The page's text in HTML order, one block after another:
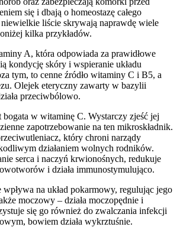
się i dbają o homeostazę całego
liście skrywają naprawdę wiele
kilka przykładów.
A, która odpowiada za prawidłowe
kondycję skóry i wspieranie układu
tym, to cenne źródło witaminy C i B5, a
Olejek eteryczny zawarty w bazylii
przeciwbólowo.
bogata w witaminę C. Wystarczy zjeść jej
zapotrzebowanie na ten mikroskładnik.
który chroni narządy
działaniem wolnych rodników.
serca i naczyń krwionośnych, redukuje
i działa immunostymulująco.
na układ pokarmowy, regulując jego
moczowy – działa moczopędnie i
się go również do zwalczania infekcji
bowiem działa wykrztuśnie.